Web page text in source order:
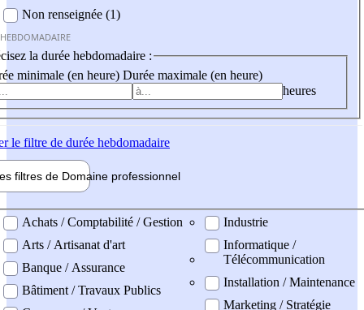
Non renseignée (1)
la durée hebdomadaire :
minimale (en heure) Durée maximale (en heure)
heures
le filtre de durée hebdomadaire
filtres de Domaine professionnel
professionel
Achats / Comptabilité / Gestion
Arts / Artisanat d'art
Banque / Assurance
Bâtiment / Travaux Publics
Industrie
Informatique /
Télécommunication
Installation / Maintenance
Marketing / Stratégie